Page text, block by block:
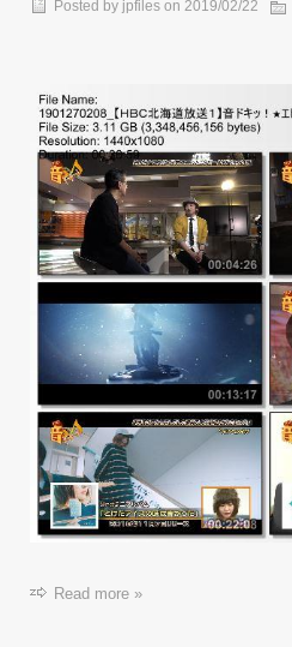
Posted by jpfiles on 2019/02/22
Read more »